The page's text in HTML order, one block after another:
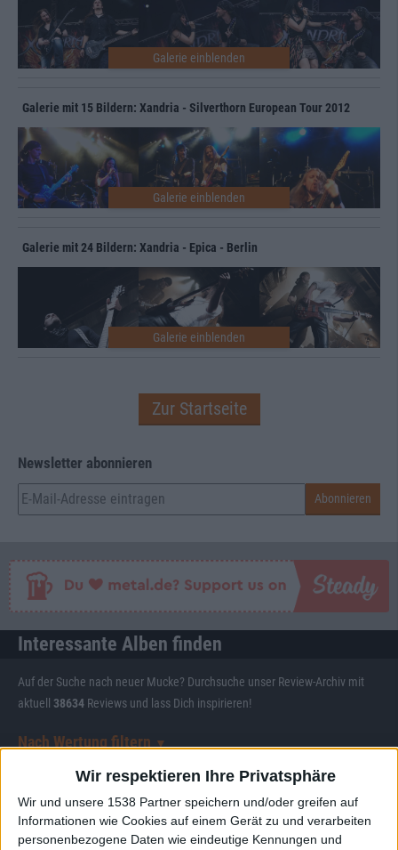
Wir respektieren Ihre Privatsphäre
Wir und unsere 1538 Partner speichern und/oder greifen auf
Informationen wie Cookies auf einem Gerät zu und verarbeiten
personenbezogene Daten wie eindeutige Kennungen und
Galerie mit 15 Bildern: Xandria - Silverthorn European Tour 2012
Galerie mit 24 Bildern: Xandria - Epica - Berlin
Zur Startseite
Newsletter abonnieren
Interessante Alben finden
Auf der Suche nach neuer Mucke? Durchsuche unser Review-Archiv mit
aktuell 38634 Reviews und lass Dich inspirieren!
Nach Wertung filtern▼︎